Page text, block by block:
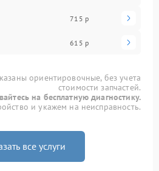
715 р
615 р
ориентировочные, без учета
стоимости запчастей.
на бесплатную диагностику.
и укажем на неисправность.
все услуги